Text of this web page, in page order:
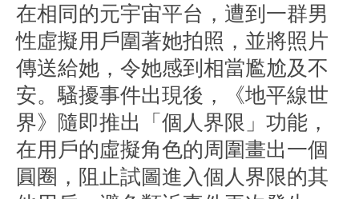
在相同的元宇宙平台，遭到一群男
性虛擬用戶圍著她拍照，並將照片
傳送給她，令她感到相當尷尬及不
安。騷擾事件出現後，《地平線世
界》隨即推出「個人界限」功能，
在用戶的虛擬角色的周圍畫出一個
圓圈，阻止試圖進入個人界限的其